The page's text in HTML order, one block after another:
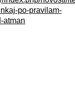
po-pravilam-
atman